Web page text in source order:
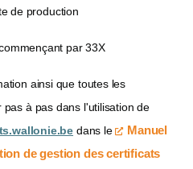
de production
par 33X
ainsi que toutes les
à pas dans l'utilisation de
dans le
Manuel
de gestion des certificats